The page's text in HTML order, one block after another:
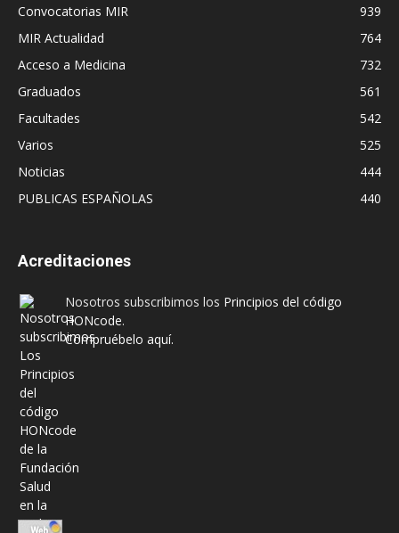
Convocatorias MIR
939
MIR Actualidad
764
Acceso a Medicina
732
Graduados
561
Facultades
542
Varios
525
Noticias
444
PUBLICAS ESPAÑOLAS
440
Acreditaciones
Nosotros subscribimos los Principios del código
HONcode.
Compruébelo aquí.